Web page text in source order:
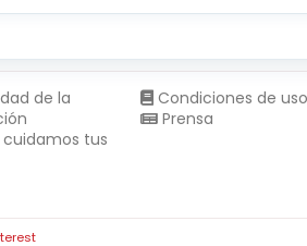
de la
tus
Condiciones de uso
Prensa